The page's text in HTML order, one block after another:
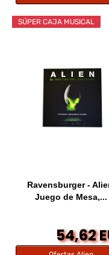
SÚPER CAJA MUSICAL
Ravensburger -
Juego de Mesa,...
54,62